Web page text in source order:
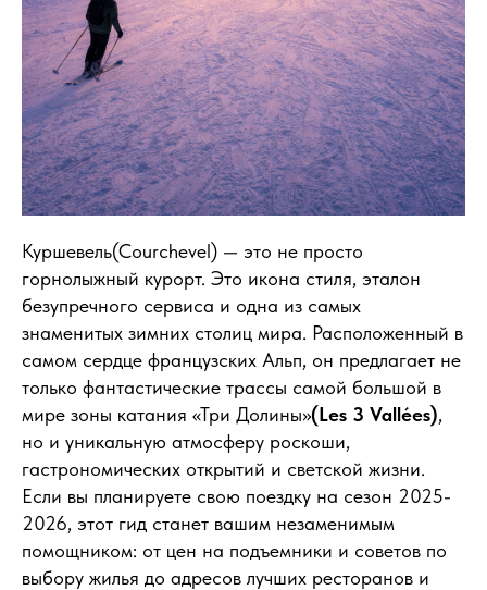
Куршевель(Courchevel) — это не просто
горнолыжный курорт. Это икона стиля, эталон
безупречного сервиса и одна из самых
знаменитых зимних столиц мира. Расположенный в
самом сердце французских Альп, он предлагает не
только фантастические трассы самой большой в
мире зоны катания «Три Долины»(Les 3 Vallées),
но и уникальную атмосферу роскоши,
гастрономических открытий и светской жизни.
Если вы планируете свою поездку на сезон 2025-
2026, этот гид станет вашим незаменимым
помощником: от цен на подъемники и советов по
выбору жилья до адресов лучших ресторанов и